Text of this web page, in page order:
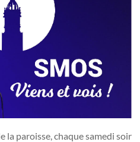
la paroisse, chaque samedi soir